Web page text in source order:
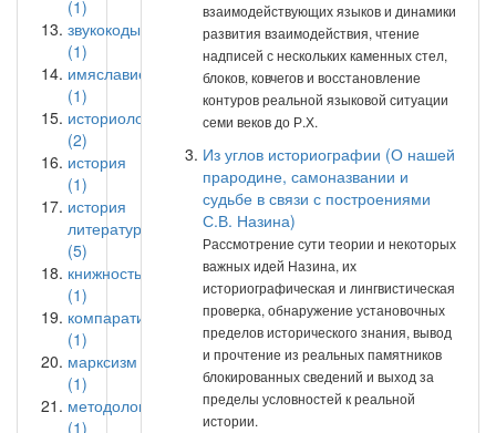
(1)
звукокоды
(1)
имяславие
(1)
историология
(2)
история
(1)
история
литературы
(5)
книжность
(1)
компаративистика
(1)
марксизм
(1)
методология
(1)
взаимодействующих языков и динамики
развития взаимодействия, чтение
надписей с нескольких каменных стел,
блоков, ковчегов и восстановление
контуров реальной языковой ситуации
семи веков до Р.Х.
Из углов историографии (О нашей
прародине, самоназвании и
судьбе в связи с построениями
С.В. Назина)
Рассмотрение сути теории и некоторых
важных идей Назина, их
историографическая и лингвистическая
проверка, обнаружение установочных
пределов исторического знания, вывод
и прочтение из реальных памятников
блокированных сведений и выход за
пределы условностей к реальной
истории.